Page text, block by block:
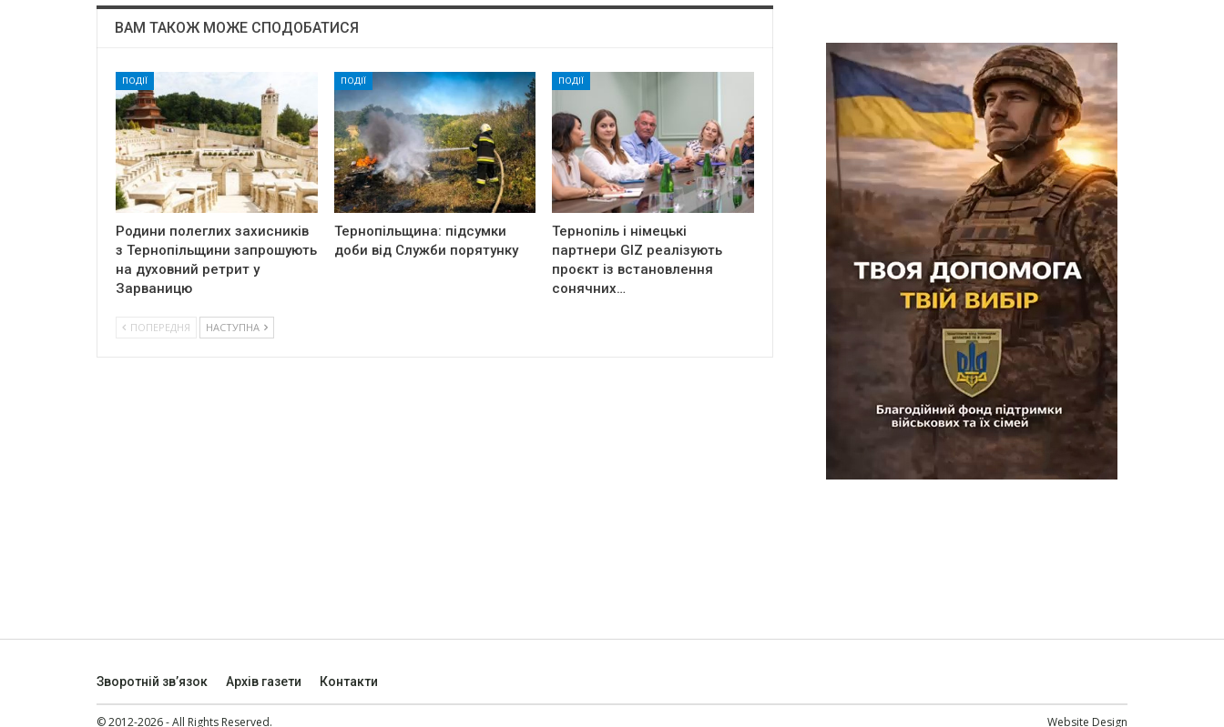
ВАМ ТАКОЖ МОЖЕ СПОДОБАТИСЯ
ПОДІЇ
Родини полеглих захисників
з Тернопільщини запрошують
на духовний ретрит у
Зарваницю
ПОДІЇ
Тернопільщина: підсумки
доби від Служби порятунку
ПОДІЇ
Тернопіль і німецькі
партнери GIZ реалізують
проєкт із встановлення
сонячних…
ПОПЕРЕДНЯ НАСТУПНА
Зворотній зв’язок Архів газети Контакти
© 2012-2026 - All Rights Reserved. Website Design